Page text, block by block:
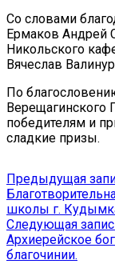
Со словами
Ермаков Андрей
Никольского
Вячеслав
По
Верещагинского
победителям и
сладкие призы.
Навигация
по
записям
Предыдущая
школы г.
Следующая
Архиерейское
благочинии.